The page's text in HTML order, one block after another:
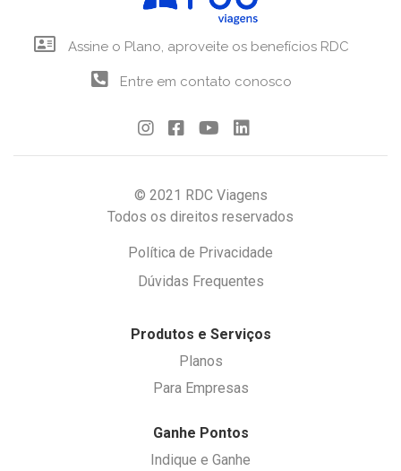
Assine o Plano, aproveite os benefícios RDC
Entre em contato conosco
© 2021 RDC Viagens
Todos os direitos reservados
Política de Privacidade
Dúvidas Frequentes
Produtos e Serviços
Planos
Para Empresas
Ganhe Pontos
Indique e Ganhe